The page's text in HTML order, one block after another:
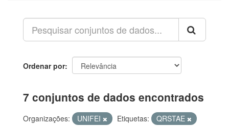
Ordenar por
7 conjuntos de dados encontrados
Organizações: UNIFEI Etiquetas:
QRSTAE